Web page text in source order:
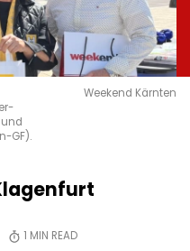
GF).
Weekend Kärnten
1 MIN READ